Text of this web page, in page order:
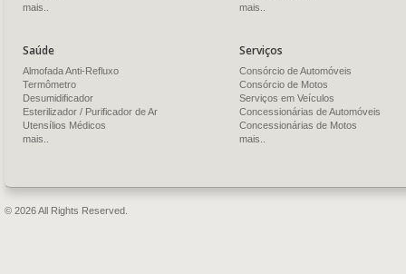
mais..
mais..
Saúde
Almofada Anti-Refluxo
Termômetro
Desumidificador
Esterilizador / Purificador de Ar
Utensílios Médicos
mais..
Serviços
Consórcio de Automóveis
Consórcio de Motos
Serviços em Veículos
Concessionárias de Automóveis
Concessionárias de Motos
mais..
© 2026 All Rights Reserved.